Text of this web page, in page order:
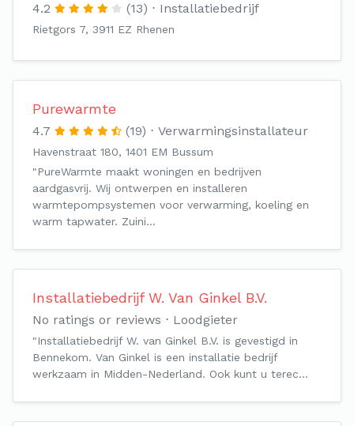
4.2 (13) Installatiebedrijf
Rietgors 7, 3911 EZ Rhenen
Purewarmte
4.7 (19) Verwarmingsinstallateur
Havenstraat 180, 1401 EM Bussum
"PureWarmte maakt woningen en bedrijven
aardgasvrij. Wij ontwerpen en installeren
warmtepompsystemen voor verwarming, koeling en
warm tapwater. Zuini…
Installatiebedrijf W. Van Ginkel B.V.
No ratings or reviews Loodgieter
"Installatiebedrijf W. van Ginkel B.V. is gevestigd in
Bennekom. Van Ginkel is een installatie bedrijf
werkzaam in Midden-Nederland. Ook kunt u terec…